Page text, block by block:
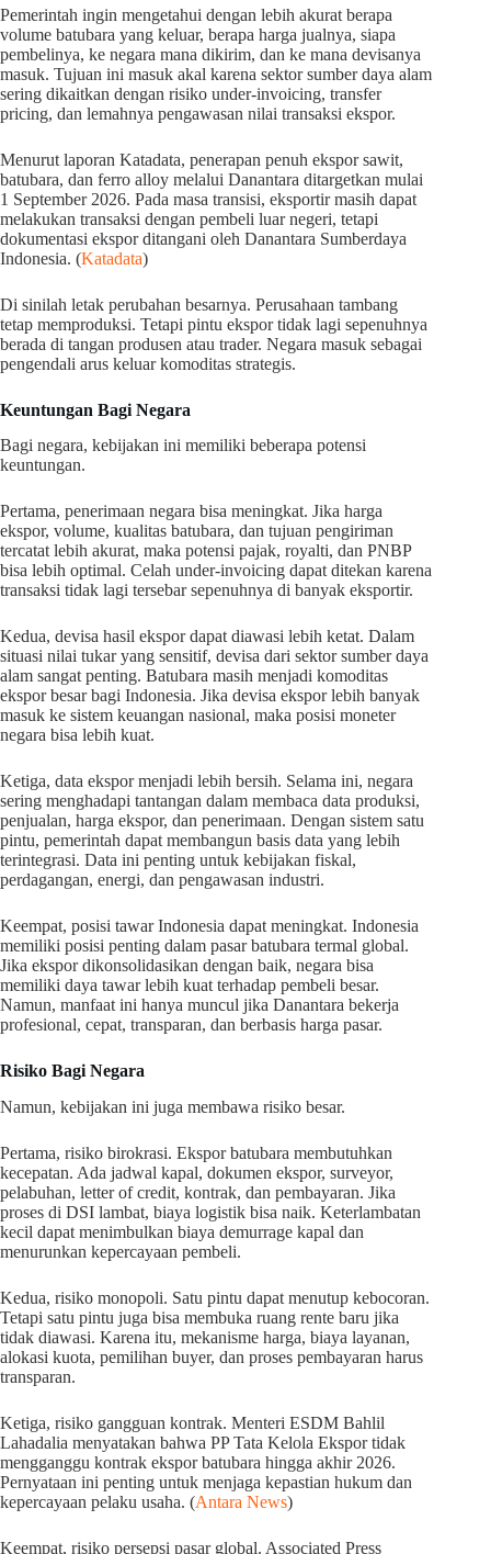
Pemerintah ingin mengetahui dengan lebih akurat berapa
volume batubara yang keluar, berapa harga jualnya, siapa
pembelinya, ke negara mana dikirim, dan ke mana devisanya
masuk. Tujuan ini masuk akal karena sektor sumber daya alam
sering dikaitkan dengan risiko under-invoicing, transfer
pricing, dan lemahnya pengawasan nilai transaksi ekspor.
Menurut laporan Katadata, penerapan penuh ekspor sawit,
batubara, dan ferro alloy melalui Danantara ditargetkan mulai
1 September 2026. Pada masa transisi, eksportir masih dapat
melakukan transaksi dengan pembeli luar negeri, tetapi
dokumentasi ekspor ditangani oleh Danantara Sumberdaya
Indonesia. (Katadata)
Di sinilah letak perubahan besarnya. Perusahaan tambang
tetap memproduksi. Tetapi pintu ekspor tidak lagi sepenuhnya
berada di tangan produsen atau trader. Negara masuk sebagai
pengendali arus keluar komoditas strategis.
Keuntungan Bagi Negara
Bagi negara, kebijakan ini memiliki beberapa potensi
keuntungan.
Pertama, penerimaan negara bisa meningkat. Jika harga
ekspor, volume, kualitas batubara, dan tujuan pengiriman
tercatat lebih akurat, maka potensi pajak, royalti, dan PNBP
bisa lebih optimal. Celah under-invoicing dapat ditekan karena
transaksi tidak lagi tersebar sepenuhnya di banyak eksportir.
Kedua, devisa hasil ekspor dapat diawasi lebih ketat. Dalam
situasi nilai tukar yang sensitif, devisa dari sektor sumber daya
alam sangat penting. Batubara masih menjadi komoditas
ekspor besar bagi Indonesia. Jika devisa ekspor lebih banyak
masuk ke sistem keuangan nasional, maka posisi moneter
negara bisa lebih kuat.
Ketiga, data ekspor menjadi lebih bersih. Selama ini, negara
sering menghadapi tantangan dalam membaca data produksi,
penjualan, harga ekspor, dan penerimaan. Dengan sistem satu
pintu, pemerintah dapat membangun basis data yang lebih
terintegrasi. Data ini penting untuk kebijakan fiskal,
perdagangan, energi, dan pengawasan industri.
Keempat, posisi tawar Indonesia dapat meningkat. Indonesia
memiliki posisi penting dalam pasar batubara termal global.
Jika ekspor dikonsolidasikan dengan baik, negara bisa
memiliki daya tawar lebih kuat terhadap pembeli besar.
Namun, manfaat ini hanya muncul jika Danantara bekerja
profesional, cepat, transparan, dan berbasis harga pasar.
Risiko Bagi Negara
Namun, kebijakan ini juga membawa risiko besar.
Pertama, risiko birokrasi. Ekspor batubara membutuhkan
kecepatan. Ada jadwal kapal, dokumen ekspor, surveyor,
pelabuhan, letter of credit, kontrak, dan pembayaran. Jika
proses di DSI lambat, biaya logistik bisa naik. Keterlambatan
kecil dapat menimbulkan biaya demurrage kapal dan
menurunkan kepercayaan pembeli.
Kedua, risiko monopoli. Satu pintu dapat menutup kebocoran.
Tetapi satu pintu juga bisa membuka ruang rente baru jika
tidak diawasi. Karena itu, mekanisme harga, biaya layanan,
alokasi kuota, pemilihan buyer, dan proses pembayaran harus
transparan.
Ketiga, risiko gangguan kontrak. Menteri ESDM Bahlil
Lahadalia menyatakan bahwa PP Tata Kelola Ekspor tidak
mengganggu kontrak ekspor batubara hingga akhir 2026.
Pernyataan ini penting untuk menjaga kepastian hukum dan
kepercayaan pelaku usaha. (Antara News)
Keempat, risiko persepsi pasar global. Associated Press